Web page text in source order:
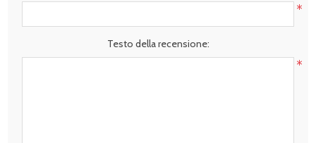
*
Testo della recensione:
*